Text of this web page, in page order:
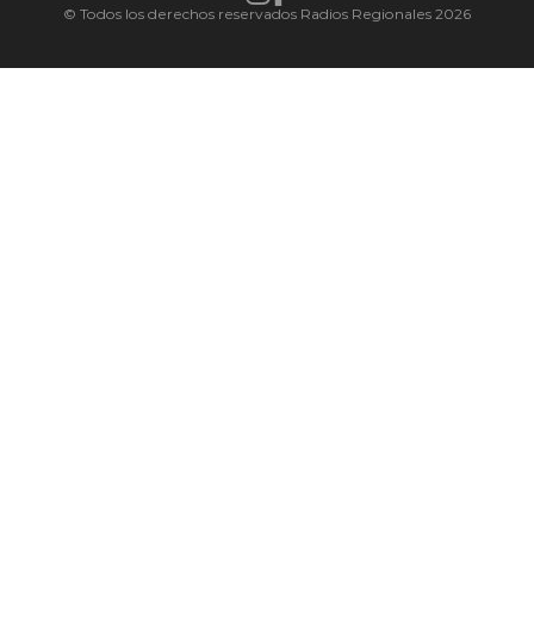
© Todos los derechos reservados Radios Regionales 2026